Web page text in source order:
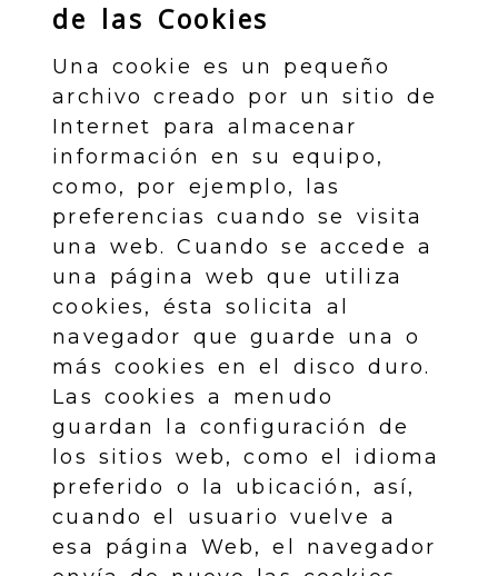
de las Cookies
Una cookie es un pequeño
archivo creado por un sitio de
Internet para almacenar
información en su equipo,
como, por ejemplo, las
preferencias cuando se visita
una web. Cuando se accede a
una página web que utiliza
cookies, ésta solicita al
navegador que guarde una o
más cookies en el disco duro.
Las cookies a menudo
guardan la configuración de
los sitios web, como el idioma
preferido o la ubicación, así,
cuando el usuario vuelve a
esa página Web, el navegador